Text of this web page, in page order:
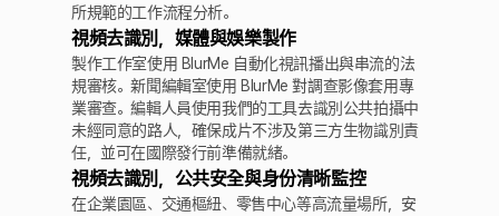
所規範的工作流程分析。
視頻去識別，媒體與娛樂製作
製作工作室使用 BlurMe 自動化視訊播出與串流的法
規審核。新聞編輯室使用 BlurMe 對調查影像套用專
業審查。編輯人員使用我們的工具去識別公共拍攝中
未經同意的路人，確保成片不涉及第三方生物識別責
任，並可在國際發行前準備就緒。
視頻去識別，公共安全與身份清晰監控
在企業園區、交通樞紐、零售中心等高流量場所，安